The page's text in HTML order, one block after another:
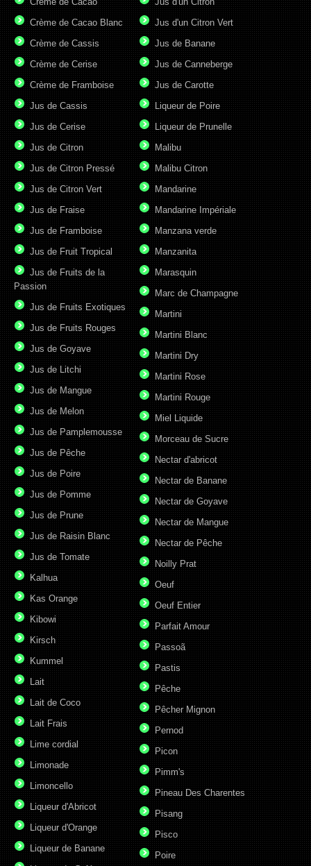
Crème de Cacao Blanc
Crème de Cassis
Crème de Cerise
Crème de Framboise
Jus d'un Citron Vert
Jus de Banane
Jus de Canneberge
Jus de Carotte
Jus de Cassis
Jus de Cerise
Jus de Citron
Jus de Citron Pressé
Jus de Citron Vert
Jus de Fraise
Jus de Framboise
Jus de Fruit Tropical
Jus de Fruits de la
Passion
Jus de Fruits Exotiques
Jus de Fruits Rouges
Jus de Goyave
Jus de Litchi
Jus de Mangue
Jus de Melon
Jus de Pamplemousse
Jus de Pêche
Jus de Poire
Jus de Pomme
Jus de Prune
Jus de Raisin Blanc
Jus de Tomate
Kalhua
Kas Orange
Kibowi
Kirsch
Kummel
Lait
Lait de Coco
Lait Frais
Lime cordial
Limonade
Limoncello
Liqueur d'Abricot
Liqueur d'Orange
Liqueur de Banane
Liqueur de Poire
Liqueur de Prunelle
Malibu
Malibu Citron
Mandarine
Mandarine Impériale
Manzana verde
Manzanita
Marasquin
Marc de Champagne
Martini
Martini Blanc
Martini Dry
Martini Rose
Martini Rouge
Miel Liquide
Morceau de Sucre
Nectar d'abricot
Nectar de Banane
Nectar de Goyave
Nectar de Mangue
Nectar de Pêche
Noilly Prat
Oeuf
Oeuf Entier
Parfait Amour
Passoã
Pastis
Pêche
Pêcher Mignon
Pernod
Picon
Pimm's
Pineau Des Charentes
Pisang
Pisco
Poire